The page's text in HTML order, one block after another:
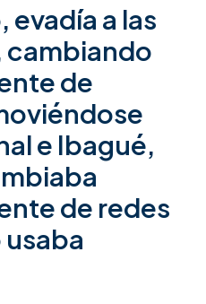
evadía a las
de
e Ibagué,
de redes